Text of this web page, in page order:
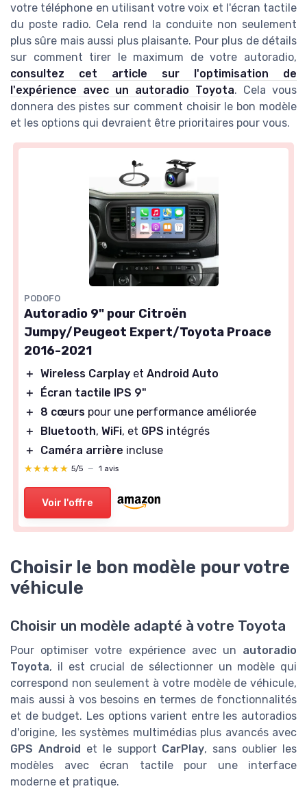
votre téléphone en utilisant votre voix et l'écran tactile
du poste radio. Cela rend la conduite non seulement
plus sûre mais aussi plus plaisante. Pour plus de détails
sur comment tirer le maximum de votre autoradio,
consultez cet article sur l'optimisation de
l'expérience avec un autoradio Toyota. Cela vous
donnera des pistes sur comment choisir le bon modèle
et les options qui devraient être prioritaires pour vous.
PODOFO
Autoradio 9" pour Citroën
Jumpy/Peugeot Expert/Toyota Proace
2016-2021
＋ Wireless Carplay et Android Auto
＋
Écran tactile IPS 9"
＋
8 cœurs pour une performance améliorée
＋
Bluetooth, WiFi, et GPS intégrés
＋
Caméra arrière incluse
★★★★★
★★★★★ 5/5 — 1 avis
Voir l'offre
Choisir le bon modèle pour votre
véhicule
Choisir un modèle adapté à votre Toyota
Pour optimiser votre expérience avec un autoradio
Toyota, il est crucial de sélectionner un modèle qui
correspond non seulement à votre modèle de véhicule,
mais aussi à vos besoins en termes de fonctionnalités
et de budget. Les options varient entre les autoradios
d'origine, les systèmes multimédias plus avancés avec
GPS Android
et le support CarPlay, sans oublier les
modèles avec écran tactile pour une interface
moderne et pratique.